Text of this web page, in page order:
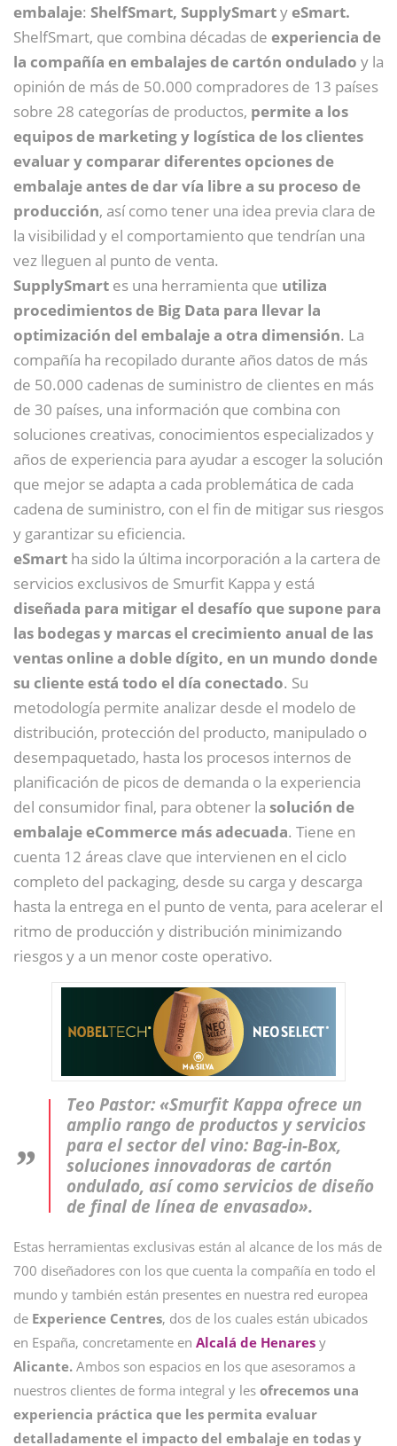
embalaje: ShelfSmart, SupplySmartyeSmart.
ShelfSmart, que combina décadas de experiencia de
la compañía en embalajes de cartón ondulado y la
opinión de más de 50.000 compradores de 13 países
sobre 28 categorías de productos, permite a los
equipos de marketing y logística de los clientes
evaluar y comparar diferentes opciones de
embalaje antes de dar vía libre a su proceso de
producción, así como tener una idea previa clara de
la visibilidad y el comportamiento que tendrían una
vez lleguen al punto de venta.
SupplySmart es una herramienta que utiliza
procedimientos de Big Data para llevar la
optimización del embalaje a otra dimensión. La
compañía ha recopilado durante años datos de más
de 50.000 cadenas de suministro de clientes en más
de 30 países, una información que combina con
soluciones creativas, conocimientos especializados y
años de experiencia para ayudar a escoger la solución
que mejor se adapta a cada problemática de cada
cadena de suministro, con el fin de mitigar sus riesgos
y garantizar su eﬁciencia.
eSmart ha sido la última incorporación a la cartera de
servicios exclusivos de Smurﬁt Kappa y está
diseñada para mitigar el desafío que supone para
las bodegas y marcas el crecimiento anual de las
ventas online a doble dígito, en un mundo donde
su cliente está todo el día conectado. Su
metodología permite analizar desde el modelo de
distribución, protección del producto, manipulado o
desempaquetado, hasta los procesos internos de
planificación de picos de demanda o la experiencia
del consumidor final, para obtener la solución de
embalaje eCommerce más adecuada. Tiene en
cuenta 12 áreas clave que intervienen en el ciclo
completo del packaging, desde su carga y descarga
hasta la entrega en el punto de venta, para acelerar el
ritmo de producción y distribución minimizando
riesgos y a un menor coste operativo.
Teo Pastor: «Smurfit Kappa ofrece un
amplio rango de productos y servicios
para el sector del vino: Bag-in-Box,
soluciones innovadoras de cartón
ondulado, así como servicios de diseño
de final de línea de envasado».
Estas herramientas exclusivas están al alcance de los más de
700 diseñadores con los que cuenta la compañía en todo el
mundo y también están presentes en nuestra red europea
de Experience Centres, dos de los cuales están ubicados
en España, concretamente en Alcalá de Henares y
Alicante. Ambos son espacios en los que asesoramos a
nuestros clientes de forma integral y les ofrecemos una
experiencia práctica que les permita evaluar
detalladamente el impacto del embalaje en todas y